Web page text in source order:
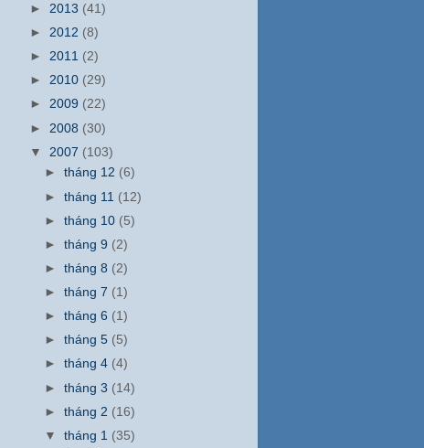
► 2013 (41)
► 2012 (8)
► 2011 (2)
► 2010 (29)
► 2009 (22)
► 2008 (30)
▼ 2007 (103)
►tháng 12 (6)
►tháng 11 (12)
►tháng 10 (5)
►tháng 9 (2)
►tháng 8 (2)
►tháng 7 (1)
►tháng 6 (1)
►tháng 5 (5)
►tháng 4 (4)
►tháng 3 (14)
►tháng 2 (16)
▼tháng 1 (35)